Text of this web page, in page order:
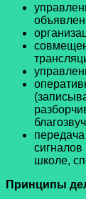
сигналов
школе,
Принципы